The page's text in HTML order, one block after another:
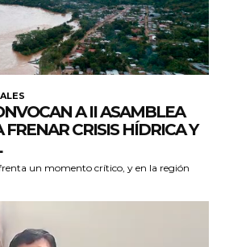
A II ASAMBLEA
CRISIS HÍDRICA Y
un momento crítico, y en la región